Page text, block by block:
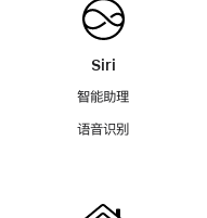
Siri
智能助理
语音识别